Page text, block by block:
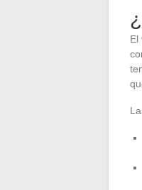
El